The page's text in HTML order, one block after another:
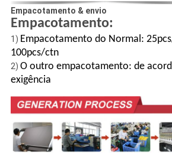
Empacotamento & envio
Empacotamento:
1) Empacotamento do Normal:
100pcs/ctn
2) O outro empacotamento: de
exigência